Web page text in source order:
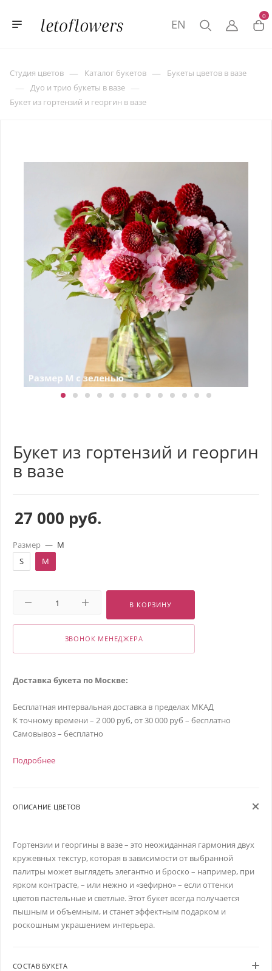
0
EN
Студия цветов — Каталог букетов — Букеты цветов в вазе
— Дуо и трио букеты в вазе —
Букет из гортензий и георгин в вазе
Букет из гортензий и георгин
в вазе
27 000 руб.
Размер — M
S
M
В КОРЗИНУ
ЗВОНОК МЕНЕДЖЕРА
Доставка букета по Москве:
Бесплатная интервальная доставка в пределах МКАД
К точному времени – 2 000 руб, от 30 000 руб – бесплатно
Самовывоз – бесплатно
Подробнее
ОПИСАНИЕ ЦВЕТОВ
Гортензии и георгины в вазе – это неожиданная гармония двух
кружевных текстур, которая в зависимости от выбранной
палитры может выглядеть элегантно и броско – например, при
ярком контрасте, – или нежно и «зефирно» – если оттенки
цветов пастельные и светлые. Этот букет всегда получается
пышным и объемным, и станет эффектным подарком и
роскошным украшением интерьера.
СОСТАВ БУКЕТА